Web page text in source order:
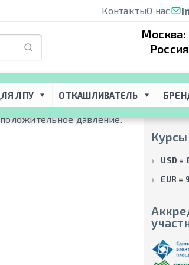
КонтактыО нас
Москва:
ЛПУ ОТКАШЛИВАТЕЛЬ
давление.
USD =
EUR =